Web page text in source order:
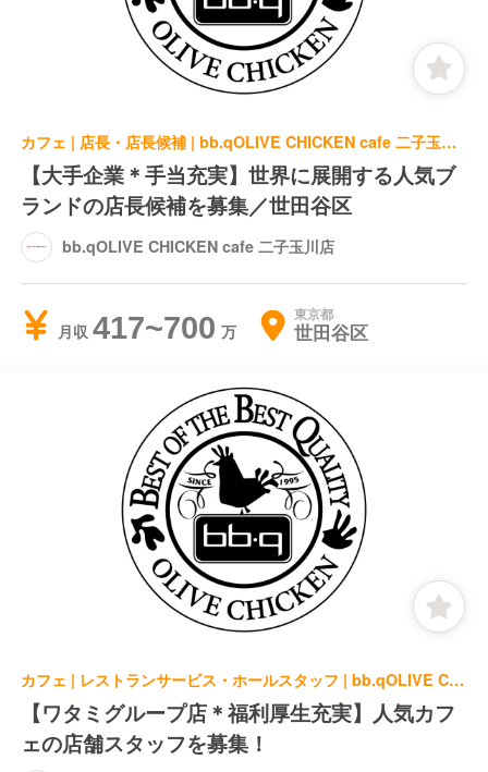
カフェ | 店長・店長候補 | bb.qOLIVE CHICKEN cafe 二子玉川店
【大手企業＊手当充実】世界に展開する人気ブ
ランドの店長候補を募集／世田谷区
bb.qOLIVE CHICKEN cafe 二子玉川店
月収 417~700 東京都
世田谷区
カフェ | レストランサービス・ホールスタッフ | bb.qOLIVE CHICKEN cafe 二子玉川店
【ワタミグループ店＊福利厚生充実】人気カフ
ェの店舗スタッフを募集！